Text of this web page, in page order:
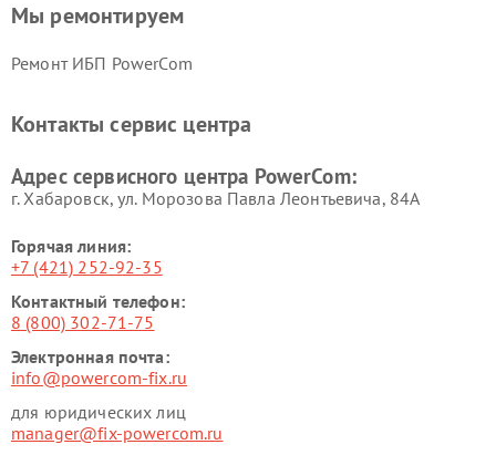
Мы ремонтируем
Ремонт ИБП PowerCom
Контакты сервис центра
Адрес сервисного центра PowerCom:
г. Хабаровск, ул. Морозова Павла Леонтьевича, 84А
Горячая линия:
+7 (421) 252-92-35
Контактный телефон:
8 (800) 302-71-75
Электронная почта:
info@powercom-fix.ru
для юридических лиц
manager@fix-powercom.ru